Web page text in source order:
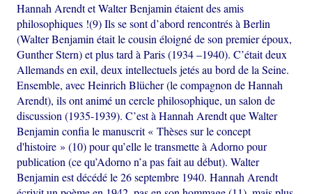
Hannah Arendt et Walter Benjamin étaient des amis
philosophiques !(9) Ils se sont d’abord rencontrés à Berlin
(Walter Benjamin était le cousin éloigné de son premier époux,
Gunther Stern) et plus tard à Paris (1934 –1940). C’était deux
Allemands en exil, deux intellectuels jetés au bord de la Seine.
Ensemble, avec Heinrich Blücher (le compagnon de Hannah
Arendt), ils ont animé un cercle philosophique, un salon de
discussion (1935-1939). C’est à Hannah Arendt que Walter
Benjamin confia le manuscrit « Thèses sur le concept
d'histoire » (10) pour qu’elle le transmette à Adorno pour
publication (ce qu’Adorno n’a pas fait au début). Walter
Benjamin est décédé le 26 septembre 1940. Hannah Arendt